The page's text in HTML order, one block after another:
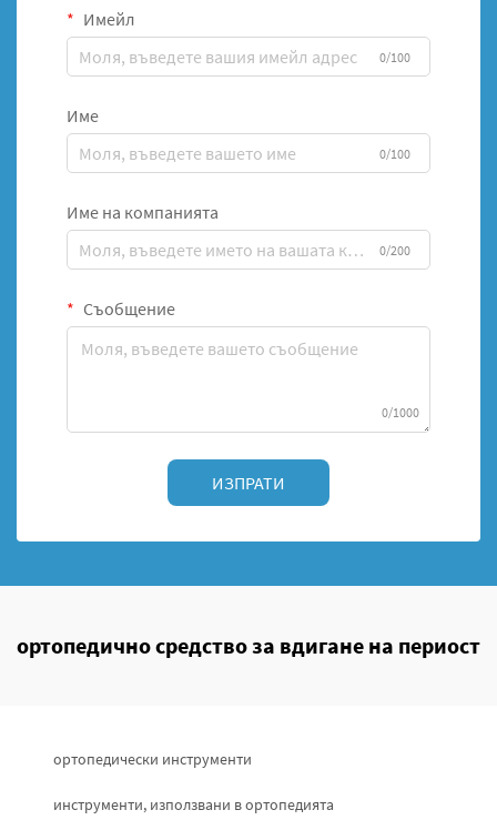
Имейл
0/100
Име
0/100
Име на компанията
0/200
Съобщение
0/1000
ИЗПРАТИ
ортопедично средство за вдигане на периост
ортопедически инструменти
инструменти, използвани в ортопедията